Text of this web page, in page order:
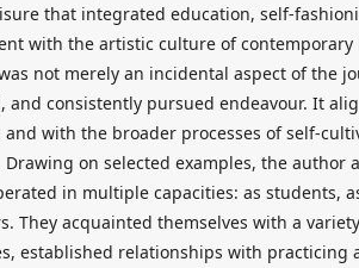
that integrated education, self-
with the artistic culture of
not merely an incidental aspect of the
and consistently pursued endeavour. It
and with the broader processes of self-
Drawing on selected examples, the
in multiple capacities: as students,
They acquainted themselves with a
established relationships with